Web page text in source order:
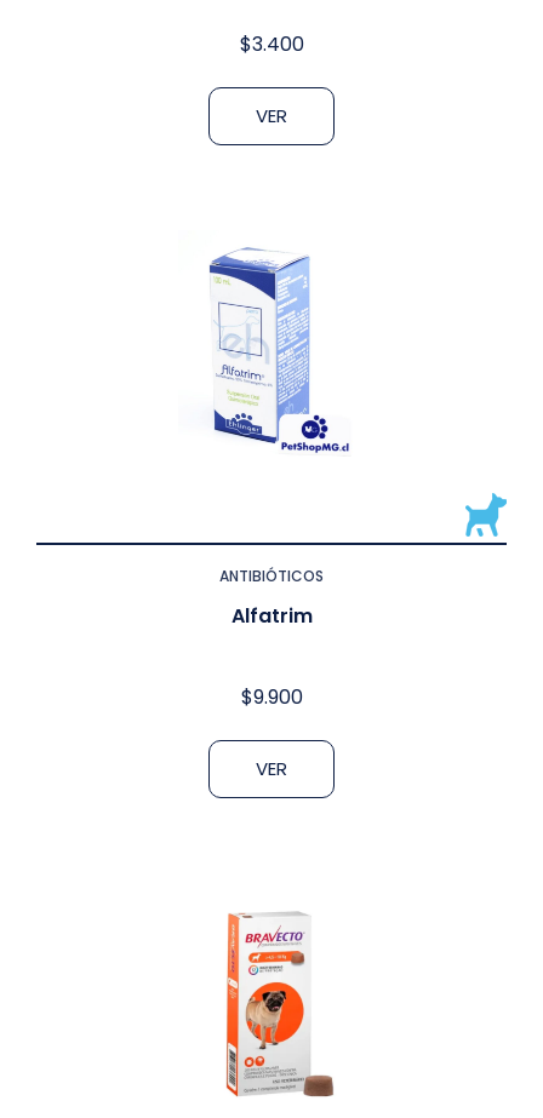
$3.400
VER
ANTIBIÓTICOS
Alfatrim
$9.900
VER